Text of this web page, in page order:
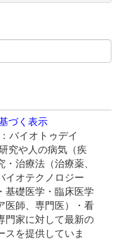
づく表示
バイオトゥデイ
究や人の病気（疾
治療法（治療薬、
イオテクノロジー
基礎医学・臨床医学
医師、専門医）・看
門家に対して最新の
スを提供していま